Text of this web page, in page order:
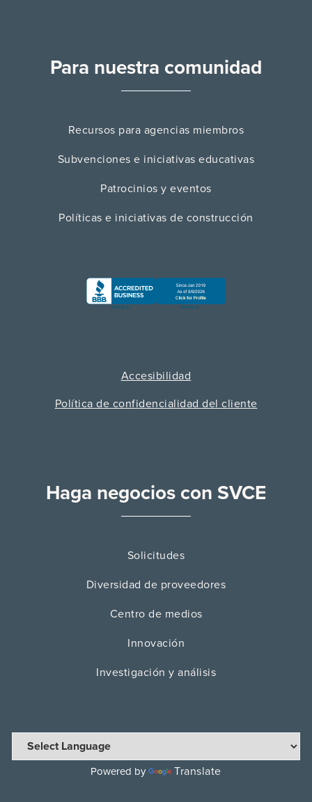
Para nuestra comunidad
Recursos para agencias miembros
Subvenciones e iniciativas educativas
Patrocinios y eventos
Políticas e iniciativas de construcción
Accesibilidad
Política de confidencialidad del cliente
Haga negocios con SVCE
Solicitudes
Diversidad de proveedores
Centro de medios
Innovación
Investigación y análisis
Powered by Translate